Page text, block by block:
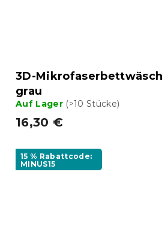
3D-
grau
Auf Lager (>10 Stücke)
16,30 €
15 % Rabattcode:
MINUS15